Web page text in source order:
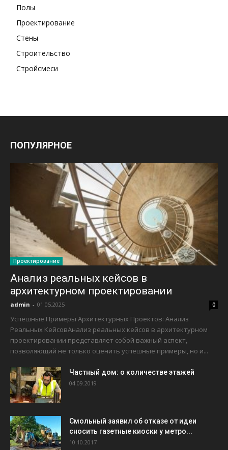
Полы
Проектирование
Стены
Строительство
Стройсмеси
ПОПУЛЯРНОЕ
Проектирование
Анализ реальных кейсов в
архитектурном проектировании
admin - 01.05.2025 0
Успешные Примеры Архитектурных Проектов: Анализ
Реальных КейсовАнализ реальных кейсов в архитектурном
проектировании представляет собой важный аспект,
позволяющий не только оценить успешные примеры, но и...
Частный дом: о количестве этажей
04.09.2019
Смольный заявил об отказе от идеи
сносить газетные киоски у метро...
10.10.2017